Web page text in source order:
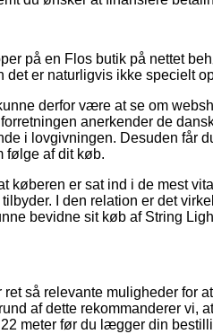
på en Flos butik på nettet
det er naturligvis ikke specielt
derfor være at se om
anerkender de
i lovgivningen. Desuden får
følge af dit køb.
køberen er sat ind i de mest
I den relation er det
bevidne sit køb af String
ret så relevante muligheder for
af dette rekommanderer vi,
meter før du lægger din